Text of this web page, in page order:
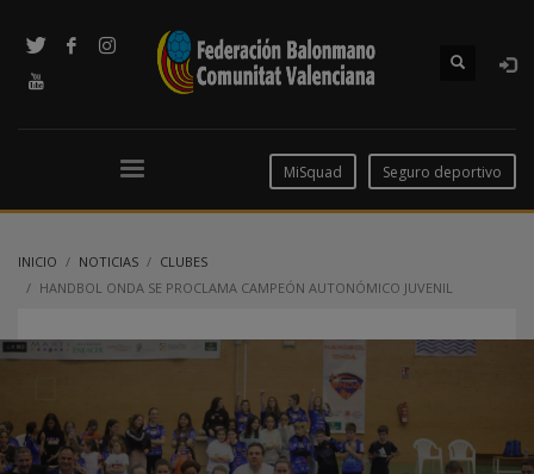
MiSquad Seguro deportivo
INICIO NOTICIAS
CLUBES
HANDBOL ONDA SE PROCLAMA CAMPEÓN AUTONÓMICO JUVENIL